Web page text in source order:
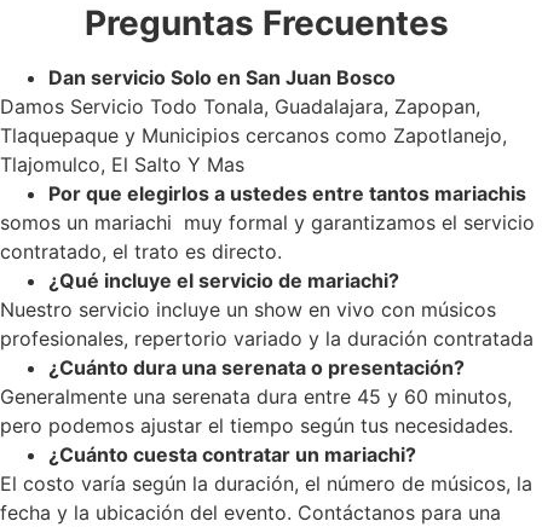
Preguntas Frecuentes
Dan servicio Solo en San Juan Bosco
Damos Servicio Todo Tonala, Guadalajara, Zapopan,
Tlaquepaque y Municipios cercanos como Zapotlanejo,
Tlajomulco, El Salto Y Mas
Por que elegirlos a ustedes entre tantos mariachis
somos un mariachi muy formal y garantizamos el servicio
contratado, el trato es directo.
¿Qué incluye el servicio de mariachi?
Nuestro servicio incluye un show en vivo con músicos
profesionales, repertorio variado y la duración contratada
¿Cuánto dura una serenata o presentación?
Generalmente una serenata dura entre 45 y 60 minutos,
pero podemos ajustar el tiempo según tus necesidades.
¿Cuánto cuesta contratar un mariachi?
El costo varía según la duración, el número de músicos, la
fecha y la ubicación del evento. Contáctanos para una